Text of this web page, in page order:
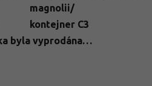
magnolii/
kontejner C3
byla vyprodána…